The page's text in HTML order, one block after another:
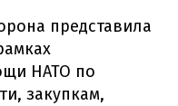
представила
НАТО по
закупкам,